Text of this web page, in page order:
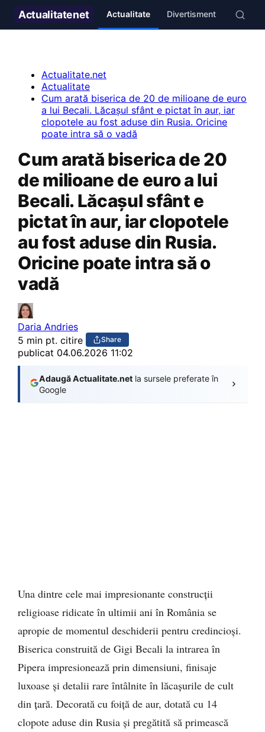
Actualitatenet Actualitate Divertisment Stil de
Actualitate.net
Actualitate
Cum arată biserica de 20 de milioane de euro
a lui Becali. Lăcașul sfânt e pictat în aur, iar
clopotele au fost aduse din Rusia. Oricine
poate intra să o vadă
Cum arată biserica de 20
de milioane de euro a lui
Becali. Lăcașul sfânt e
pictat în aur, iar clopotele
au fost aduse din Rusia.
Oricine poate intra să o
vadă
Daria Andries
5 min pt. citire
Share
publicat 04.06.2026 11:02
Adaugă Actualitate.net la sursele preferate în
Google
Una dintre cele mai impresionante construcții
religioase ridicate în ultimii ani în România se
apropie de momentul deschiderii pentru credincioși.
Biserica construită de Gigi Becali la intrarea în
Pipera impresionează prin dimensiuni, finisaje
luxoase și detalii rare întâlnite în lăcașurile de cult
din țară. Decorată cu foiță de aur, dotată cu 14
clopote aduse din Rusia și pregătită să primească